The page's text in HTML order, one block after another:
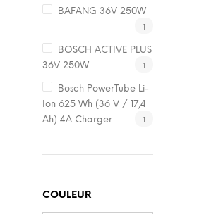
BAFANG 36V 250W
1
BOSCH ACTIVE PLUS
36V 250W
1
Bosch PowerTube Li-
Ion 625 Wh (36 V / 17,4
Ah) 4A Charger
1
COULEUR